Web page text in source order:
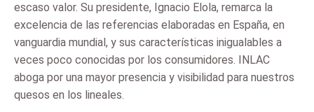
escaso valor. Su presidente, Ignacio Elola, remarca la
excelencia de las referencias elaboradas en España, en
vanguardia mundial, y sus características inigualables a
veces poco conocidas por los consumidores. INLAC
aboga por una mayor presencia y visibilidad para nuestros
quesos en los lineales.